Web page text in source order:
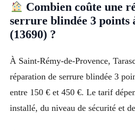
Combien coûte une
serrure blindée 3 points
(13690) ?
À Saint-Rémy-de-Provence,
réparation de serrure blindée 3
entre 150 € et 450 €. Le tarif
installé, du niveau de sécurité et